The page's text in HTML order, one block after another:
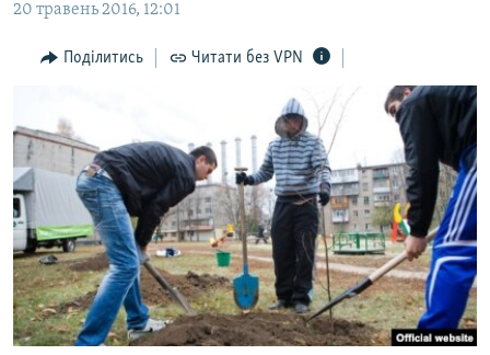
навігації
Перейти
БЛОГИ
ПОГЛЯД
ВСЕ ЗА ДЕНЬ
СПЕЦПРОЕКТИ
ДЕПОРТАЦІЯ
ВІДЕОУРОКИ «ELIFBE»
СВІДЧЕННЯ ОКУПАЦІЇ
УКРАЇНСЬКА ПРОБЛЕМА КРИМУ
ЯК ОБІЙТИ БЛОКУВАННЯ
Русский
Qırımtatar
20 травень 2016, 12:01
Поділитись Читати без VPN